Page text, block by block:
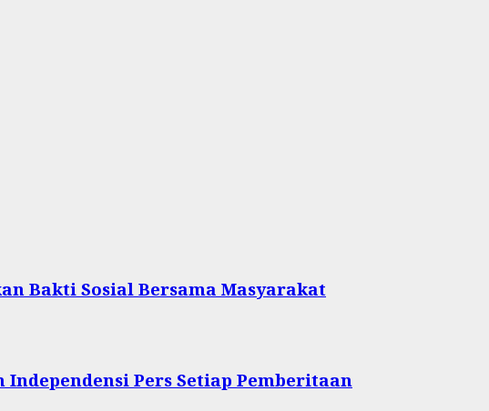
Bakti Sosial Bersama Masyarakat
Pers Setiap Pemberitaan